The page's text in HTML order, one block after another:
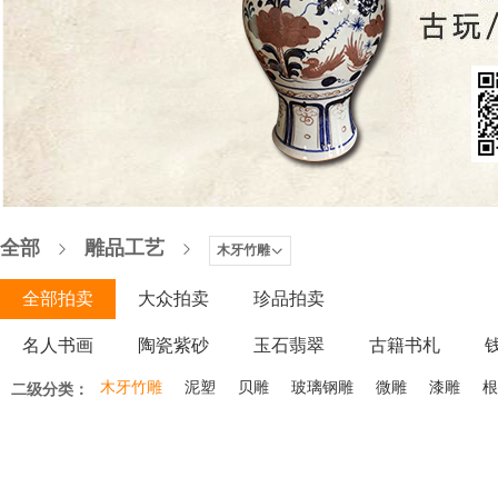
全部 雕品工艺 木牙竹雕
全部拍卖 大众拍卖 珍品拍卖
名人书画 陶瓷紫砂 玉石翡翠 古籍书札
木器家具 微拍
二级分类： 木牙竹雕 泥塑 贝雕 玻璃钢雕 微雕 漆雕